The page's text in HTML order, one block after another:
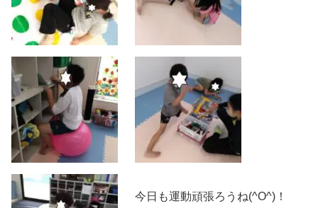
今日も運動頑張ろうね(^O^)！